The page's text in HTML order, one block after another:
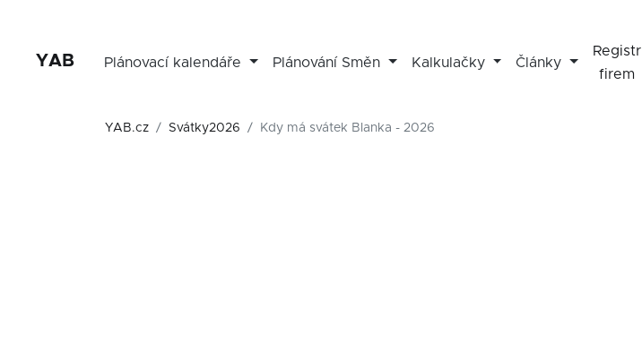
YAB Plánovací kalendáře Plánování Směn Kalkulačky Články
Registr
firem
YAB.cz Svátky2026 Kdy má svátek Blanka - 2026